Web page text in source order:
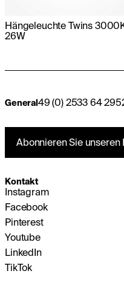
Hängeleuchte Twins
26W
General 49 (0) 2533 64
Abonnieren Sie unseren
Kontakt
Instagram
Facebook
Pinterest
Youtube
LinkedIn
TikTok